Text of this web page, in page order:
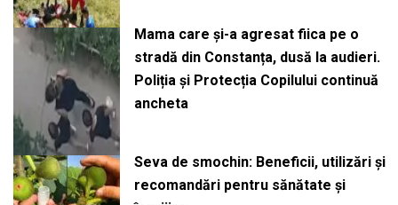
Mama care și-a agresat fiica pe o
stradă din Constanța, dusă la audieri.
Poliția și Protecția Copilului continuă
ancheta
Seva de smochin: Beneficii, utilizări și
recomandări pentru sănătate și